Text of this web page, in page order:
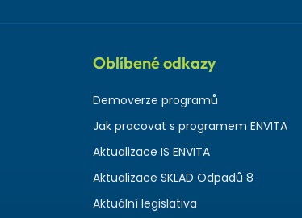
Oblíbené odkazy
Demoverze programů
Jak pracovat s programem ENVITA
Aktualizace IS ENVITA
Aktualizace SKLAD Odpadů 8
Aktuální legislativa